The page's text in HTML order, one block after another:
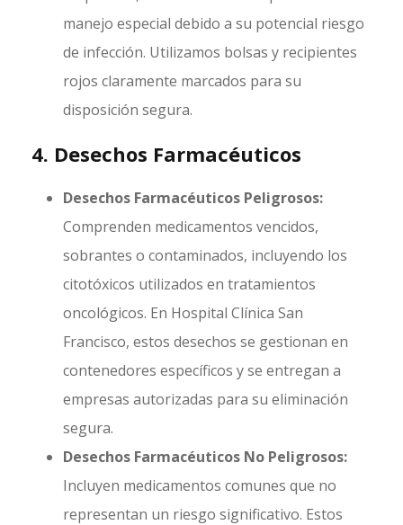
manejo especial debido a su potencial riesgo
de infección. Utilizamos bolsas y recipientes
rojos claramente marcados para su
disposición segura.
4. Desechos Farmacéuticos
Desechos Farmacéuticos Peligrosos:
Comprenden medicamentos vencidos,
sobrantes o contaminados, incluyendo los
citotóxicos utilizados en tratamientos
oncológicos. En Hospital Clínica San
Francisco, estos desechos se gestionan en
contenedores específicos y se entregan a
empresas autorizadas para su eliminación
segura.
Desechos Farmacéuticos No Peligrosos:
Incluyen medicamentos comunes que no
representan un riesgo significativo. Estos